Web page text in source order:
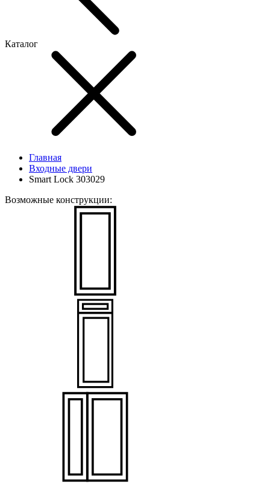
Каталог
Главная
Входные двери
Smart Lock 303029
Возможные конструкции: